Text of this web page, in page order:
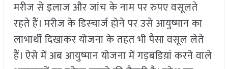
मरीज से इलाज और जांच के नाम पर रुपए वसूलते
रहते हैं। मरीज के डिस्चार्ज होने पर उसे आयुष्मान का
लाभार्थी दिखाकर योजना के तहत भी पैसा वसूल लेते
हैं। ऐसे में अब आयुष्मान योजना में गड़बडिय़ां करने वाले